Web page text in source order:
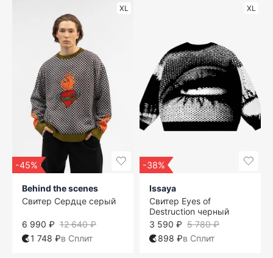
XL
-45%
Behind the scenes
Свитер Сердце серый
12 640 ₽
6 990 ₽
1 748 ₽в Сплит
XL
-38%
Issaya
Свитер Eyes of
Destruction черный
5 780 ₽
3 590 ₽
898 ₽в Сплит